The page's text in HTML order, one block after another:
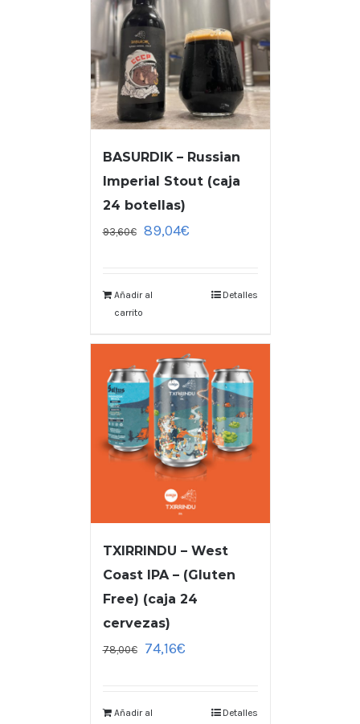
BASURDIK – Russian
Imperial Stout (caja
24 botellas)
93,60€ 89,04€
Añadir al
carrito
Detalles
TXIRRINDU – West
Coast IPA – (Gluten
Free) (caja 24
cervezas)
78,00€ 74,16€
Añadir al
Detalles